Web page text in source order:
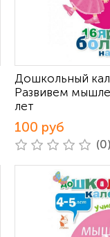
Дошкольный
Развивем
лет
100 руб